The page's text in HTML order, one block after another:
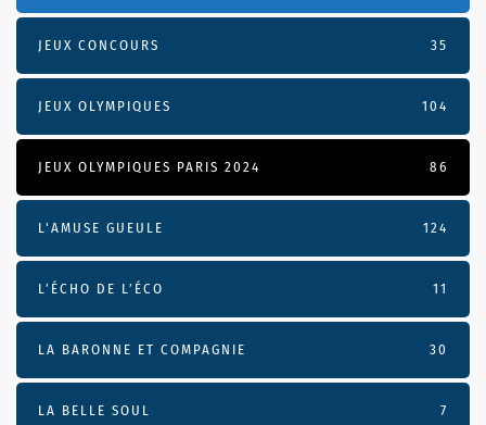
JEUX CONCOURS 35
JEUX OLYMPIQUES 104
JEUX OLYMPIQUES PARIS 2024 86
L'AMUSE GUEULE 124
L’ÉCHO DE L’ÉCO 11
LA BARONNE ET COMPAGNIE 30
LA BELLE SOUL 7